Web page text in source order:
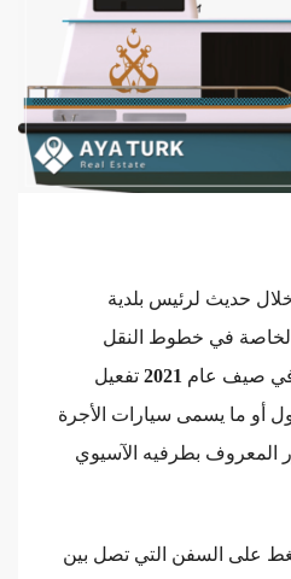
حديث لرئيس بلدية
الخاصة في خطوط النقل
في صيف عام 2021 تفعيل
أو ما يسمى سيارات الأجرة
المعروف بطرفيه الآسيوي
على السفن التي تصل بين